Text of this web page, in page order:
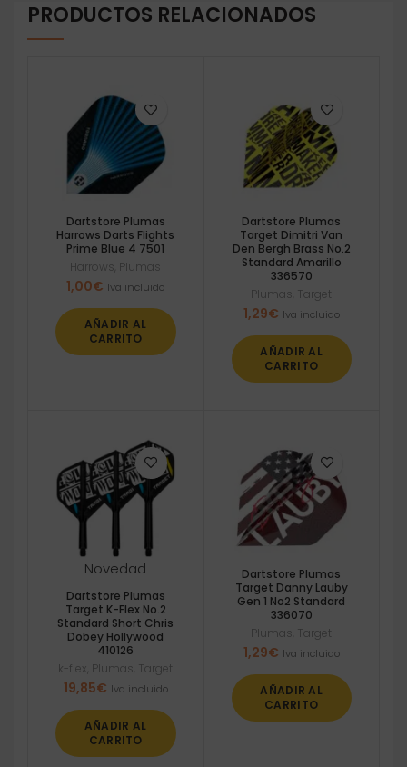
PRODUCTOS RELACIONADOS
Dartstore Plumas
Harrows Darts Flights
Prime Blue 4 7501
Harrows Plumas
1,00€ Iva incluido
AÑADIR AL
CARRITO
Dartstore Plumas
Target Dimitri Van
Den Bergh Brass No.2
Standard Amarillo
336570
Plumas Target
1,29€ Iva incluido
AÑADIR AL
CARRITO
Novedad
Dartstore Plumas
Target K-Flex No.2
Standard Short Chris
Dobey Hollywood
410126
k-flex Plumas Target
19,85€ Iva incluido
AÑADIR AL
CARRITO
Dartstore Plumas
Target Danny Lauby
Gen 1 No2 Standard
336070
Plumas Target
1,29€ Iva incluido
AÑADIR AL
CARRITO